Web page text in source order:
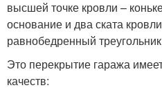
высшей точке кровли –
основание и два ската
равнобедренный
Это перекрытие гаража
качеств: